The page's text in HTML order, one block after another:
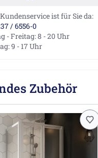
ist für Sie da:
/ 6556-0
- Freitag: 8 - 20 Uhr
9 - 17 Uhr
Zubehör